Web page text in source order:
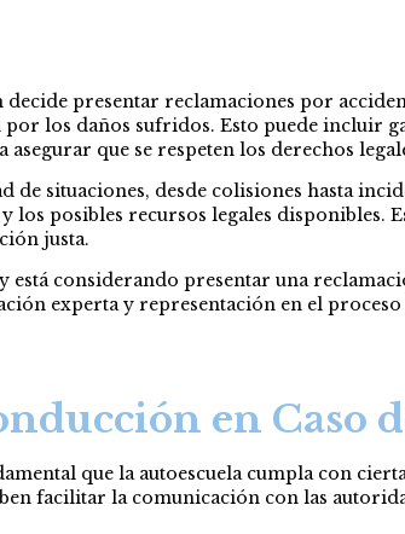
presentar reclamaciones por
los daños sufridos. Esto puede incluir
que se respeten los derechos
situaciones, desde colisiones hasta
posibles recursos legales disponibles.
justa.
considerando presentar una
experta y representación en el
en Caso
que la autoescuela cumpla con
facilitar la comunicación con las